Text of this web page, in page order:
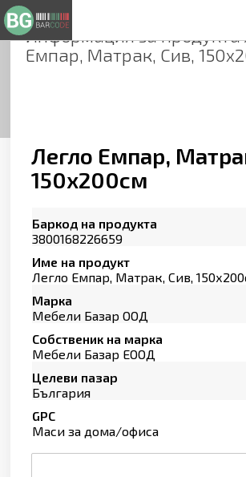
Информация за продукта
Емпар, Матрак, Сив,
Легло Емпар,
150х200см
Баркод на продукта
3800168226659
Име на продукт
Легло Емпар, Матрак, Сив,
Марка
Мебели Базар ООД
Собственик на марка
Мебели Базар ЕООД
Целеви пазар
България
GPC
Маси за дома/офиса
Общи условия